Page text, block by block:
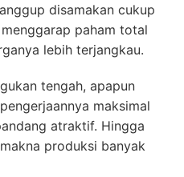
disamakan cukup
paham total
lebih terjangkau.
tengah, apapun
maksimal
atraktif. Hingga
produksi banyak